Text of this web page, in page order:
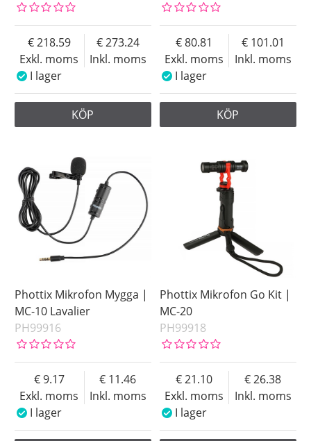
Exkl. moms
218.59
Inkl. moms
273.24
I lager
KÖP
Exkl. moms
80.81
Inkl. moms
101.01
I lager
KÖP
Phottix Mikrofon Mygga |
MC-10 Lavalier
PH99916
Exkl. moms
9.17
Inkl. moms
11.46
I lager
Phottix Mikrofon Go Kit |
MC-20
PH99918
Exkl. moms
21.10
Inkl. moms
26.38
I lager